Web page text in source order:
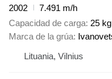
2002
7.491 m/h
Capacidad de carga 25 kg
Marca de la grúa
Lituania, Vilnius